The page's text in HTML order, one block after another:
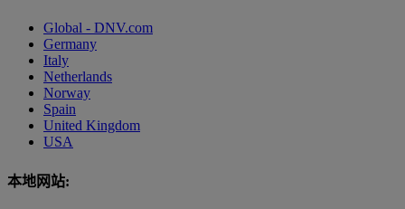
Global - DNV.com
Germany
Italy
Netherlands
Norway
Spain
United Kingdom
USA
本地网站: